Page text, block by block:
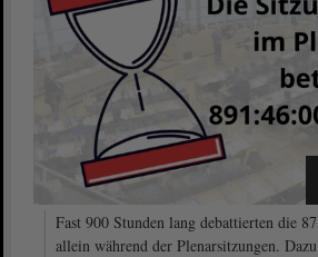
Fast 900 Stunden lang debattierten die
allein während der Plenarsitzungen.